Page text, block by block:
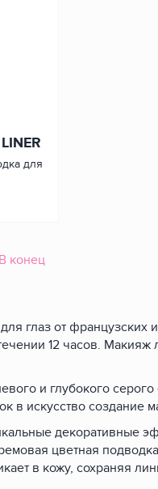
для
В конец
глаз от французских
12 часов. Макияж
и глубокого
в искусство создание
цветная
в кожу, сохраняя